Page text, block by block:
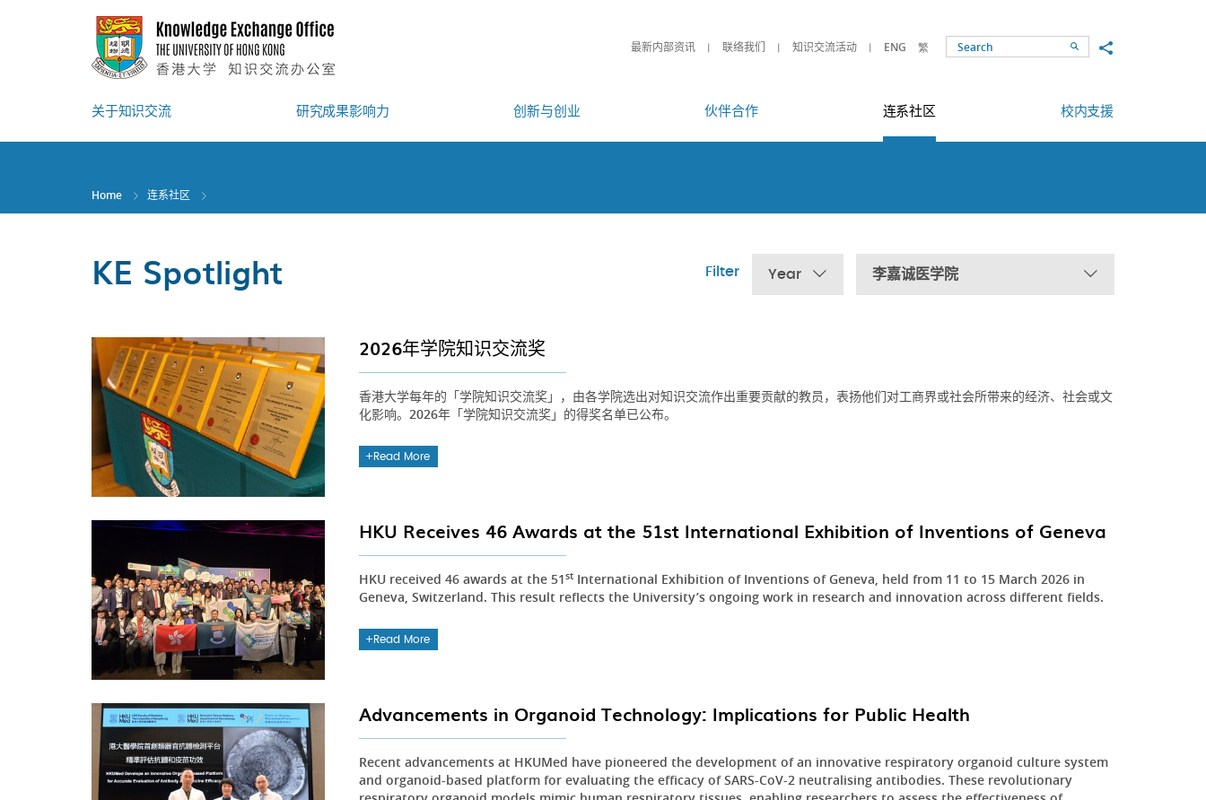
最新内部资讯 联络我们 知识交流活动 ENG 繁 SearchShare to
关于知识交流 研究成果影响力 创新与创业 伙伴合作 连系社区 校内支援
Home 连系社区
KE Spotlight Filter Year 李嘉诚医学院
2026年学院知识交流奖
香港大学每年的「学院知识交流奖」，由各学院选出对知识交流作出重要贡献的教员，表扬他们对工商界或社会所带来的经济、社会或文
化影响。2026年「学院知识交流奖」的得奖名单已公布。
Read More
HKU Receives 46 Awards at the 51st International Exhibition of Inventions of Geneva
HKU received 46 awards at the 51stInternational Exhibition of Inventions of Geneva, held from 11 to 15 March 2026 in
Geneva, Switzerland. This result reflects the University’s ongoing work in research and innovation across different fields.
Read More
Advancements in Organoid Technology: Implications for Public Health
Recent advancements at HKUMed have pioneered the development of an innovative respiratory organoid culture system
and organoid-based platform for evaluating the efficacy of SARS-CoV-2 neutralising antibodies. These revolutionary